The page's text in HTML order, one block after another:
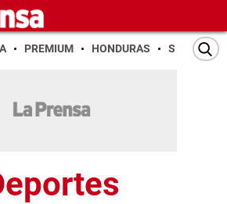
PREMIUM HONDURAS SAN PEDRO